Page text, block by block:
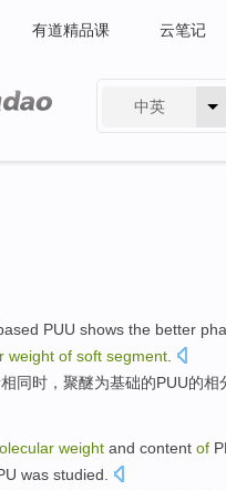
有道精品课 云笔记
中英
PUU shows the better
weight of soft segment
同时 ，聚醚为基础的PUU的相
weight and content of
was studied